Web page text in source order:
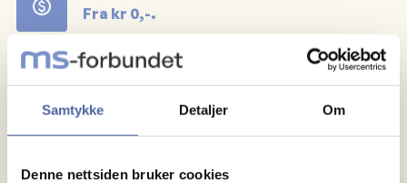
Samtykke Detaljer Om
Denne nettsiden bruker cookies
Fra kr 0,-.
Vi skal klatre, kaste øks, skyte med pil og bue og
spise.
Vi har reservert 25 seler til klatring. Når invitasjonen